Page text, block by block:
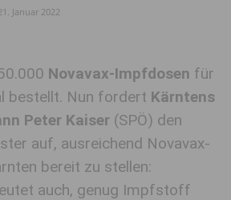
Januar 2022
Novavax-Impfdosen für
bestellt. Nun fordert Kärntens
Peter Kaiser (SPÖ) den
auf, ausreichend Novavax-
bereit zu stellen:
auch, genug Impfstoff